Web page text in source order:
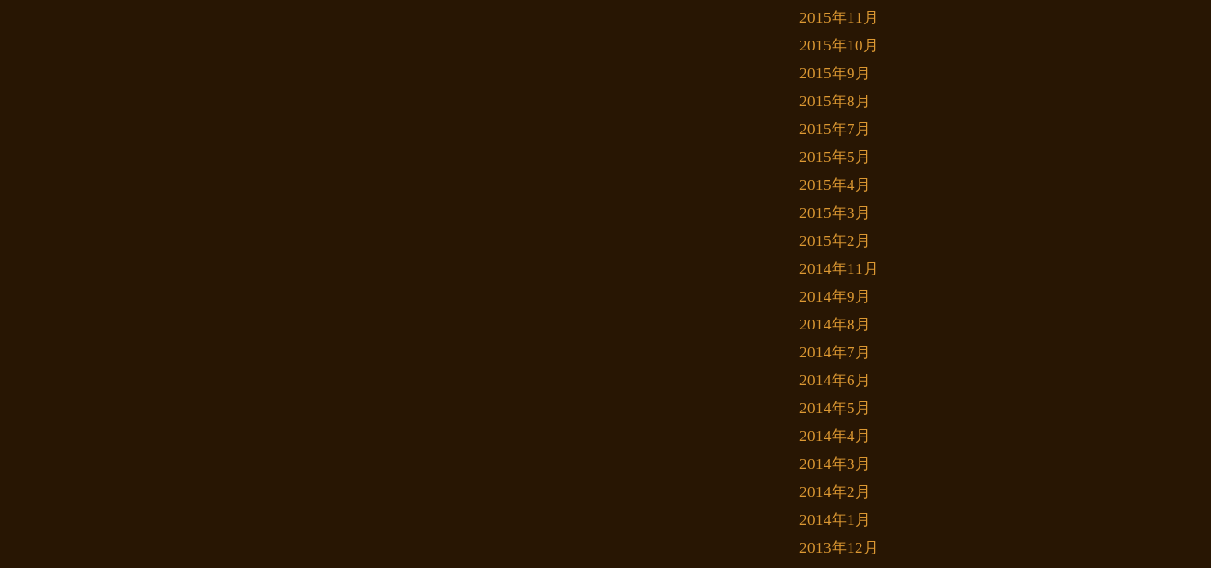
2015年11月
2015年10月
2015年9月
2015年8月
2015年7月
2015年5月
2015年4月
2015年3月
2015年2月
2014年11月
2014年9月
2014年8月
2014年7月
2014年6月
2014年5月
2014年4月
2014年3月
2014年2月
2014年1月
2013年12月